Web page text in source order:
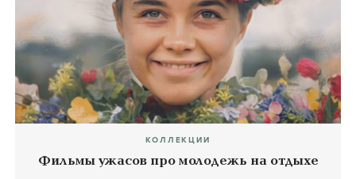
КОЛЛЕКЦИИ
Фильмы ужасов про молодежь на отдыхе